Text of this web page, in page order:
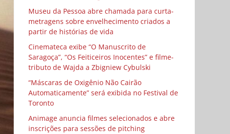
Museu da Pessoa abre chamada para curta-
metragens sobre envelhecimento criados a
partir de histórias de vida
Cinemateca exibe “O Manuscrito de
Saragoça”, “Os Feiticeiros Inocentes” e filme-
tributo de Wajda a Zbigniew Cybulski
“Máscaras de Oxigênio Não Cairão
Automaticamente” será exibida no Festival de
Toronto
Animage anuncia filmes selecionados e abre
inscrições para sessões de pitching